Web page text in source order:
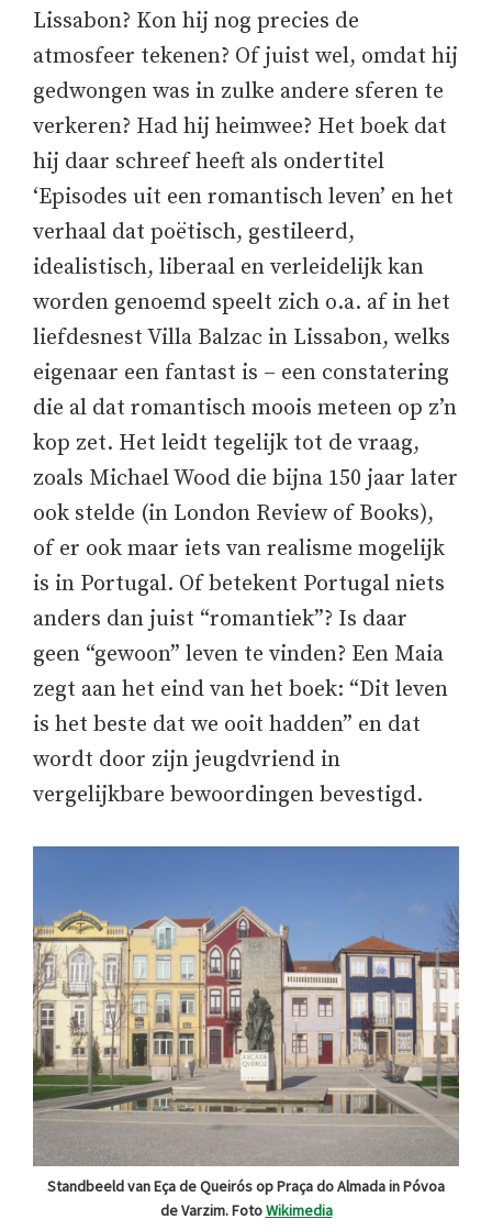
Lissabon? Kon hij nog precies de
atmosfeer tekenen? Of juist wel, omdat hij
gedwongen was in zulke andere sferen te
verkeren? Had hij heimwee? Het boek dat
hij daar schreef heeft als ondertitel
‘Episodes uit een romantisch leven’ en het
verhaal dat poëtisch, gestileerd,
idealistisch, liberaal en verleidelijk kan
worden genoemd speelt zich o.a. af in het
liefdesnest Villa Balzac in Lissabon, welks
eigenaar een fantast is – een constatering
die al dat romantisch moois meteen op z’n
kop zet. Het leidt tegelijk tot de vraag,
zoals Michael Wood die bijna 150 jaar later
ook stelde (in London Review of Books),
of er ook maar iets van realisme mogelijk
is in Portugal. Of betekent Portugal niets
anders dan juist “romantiek”? Is daar
geen “gewoon” leven te vinden? Een Maia
zegt aan het eind van het boek: “Dit leven
is het beste dat we ooit hadden” en dat
wordt door zijn jeugdvriend in
vergelijkbare bewoordingen bevestigd.
Standbeeld van Eça de Queirós op Praça do Almada in Póvoa
de Varzim. FotoWikimedia